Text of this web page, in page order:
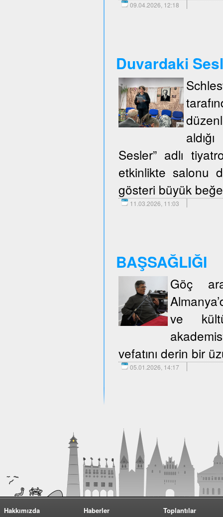
09.04.2026, 12:18
Duvardaki
Sesler” adlı
etkinlikte salonu
gösteri büyük
11.03.2026, 11:03
BAŞSAĞLIĞI
Göç
ve
vefatını derin bir
05.01.2026, 14:17
Hakkımızda
Haberler
Toplantılar